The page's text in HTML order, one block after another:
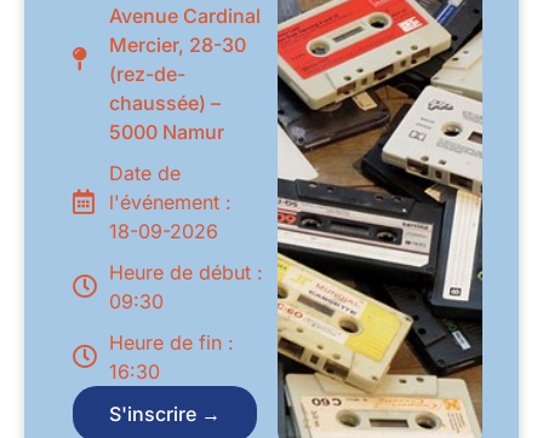
Avenue Cardinal
Mercier, 28-30
(rez-de-
chaussée) –
5000 Namur
Date de
l'événement :
18-09-2026
Heure de début :
09:30
Heure de fin :
16:30
S'inscrire →